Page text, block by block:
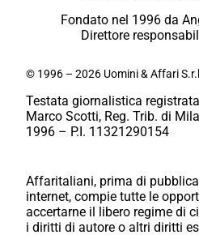
Fondato nel 1996 da
Direttore
© 1996 – 2026 Uomini & Affari
Testata giornalistica
Marco Scotti, Reg. Trib. di
1996 – P.I. 11321290154
Affaritaliani, prima di
internet, compie tutte le
accertarne il libero regime di
i diritti di autore o altri diritti